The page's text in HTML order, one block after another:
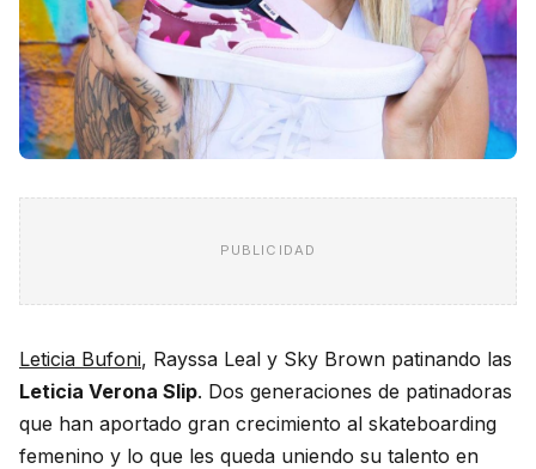
PUBLICIDAD
Leticia Bufoni, Rayssa Leal y Sky Brown patinando las
Leticia Verona Slip. Dos generaciones de patinadoras
que han aportado gran crecimiento al skateboarding
femenino y lo que les queda uniendo su talento en